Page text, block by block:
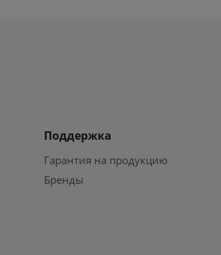
Поддержка
Гарантия на продукцию
Бренды